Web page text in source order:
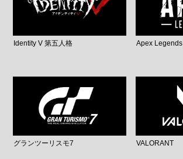
Identity V 第五人格 Apex Legends
グランツーリスモ7 VALORANT